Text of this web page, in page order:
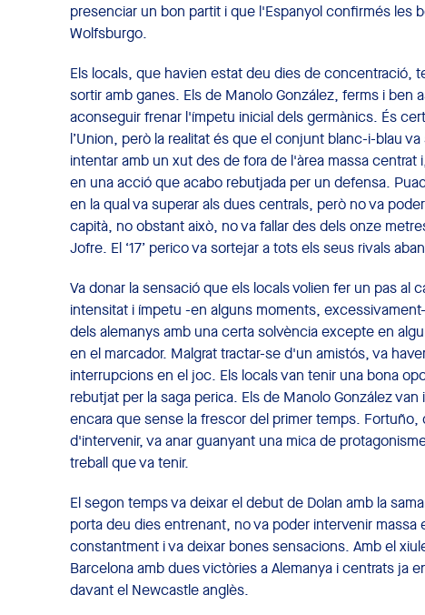
presenciar un bon partit i que l'Espanyol confirmés les
Wolfsburgo.
Els locals, que havien estat deu dies de concentració,
sortir amb ganes. Els de Manolo González, ferms i ben
aconseguir frenar l'ímpetu inicial dels germànics. És
l’Union, però la realitat és que el conjunt blanc-i-blau
intentar amb un xut des de fora de l'àrea massa
en una acció que acabo rebutjada per un defensa.
en la qual va superar als dues centrals, però no va
capità, no obstant això, no va fallar des dels onze
Jofre. El ‘17’ perico va sortejar a tots els seus rivals
Va donar la sensació que els locals volien fer un pas al
intensitat i ímpetu -en alguns moments,
dels alemanys amb una certa solvència excepte en
en el marcador. Malgrat tractar-se d'un amistós, va
interrupcions en el joc. Els locals van tenir una bona
rebutjat per la saga perica. Els de Manolo González
encara que sense la frescor del primer temps.
d'intervenir, va anar guanyant una mica de
treball que va tenir.
El segon temps va deixar el debut de Dolan amb la
porta deu dies entrenant, no va poder intervenir massa
constantment i va deixar bones sensacions. Amb el
Barcelona amb dues victòries a Alemanya i centrats ja
davant el Newcastle anglès.